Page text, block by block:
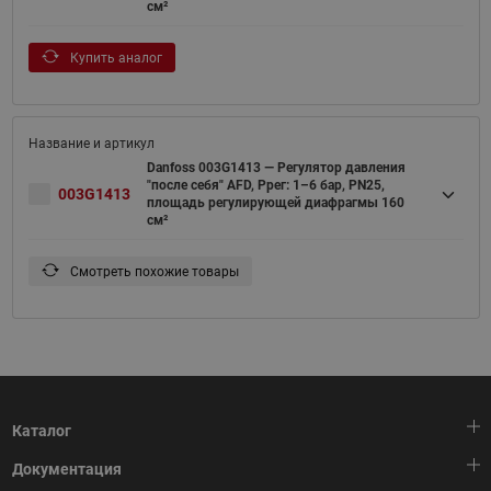
см²
Купить аналог
003G1413
Danfoss 003G1413 — Регулятор давления
"после себя" AFD, Pрег: 1–6 бар, PN25,
площадь регулирующей диафрагмы 160
см²
Смотреть похожие товары
Каталог
Тепловая автоматика
Документация